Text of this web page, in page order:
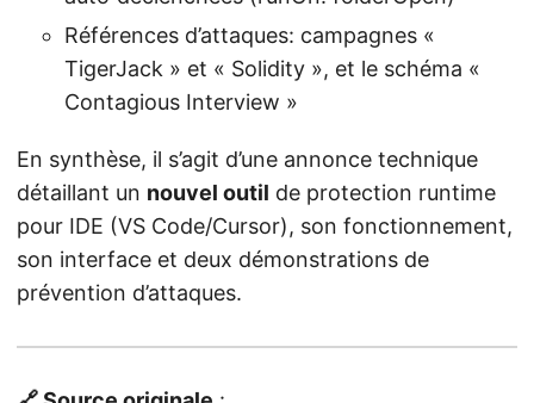
Références d’attaques: campagnes «
TigerJack » et « Solidity », et le schéma «
Contagious Interview »
En synthèse, il s’agit d’une annonce technique
détaillant un nouvel outil de protection runtime
pour IDE (VS Code/Cursor), son fonctionnement,
son interface et deux démonstrations de
prévention d’attaques.